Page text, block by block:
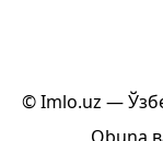
© Imlo.uz —